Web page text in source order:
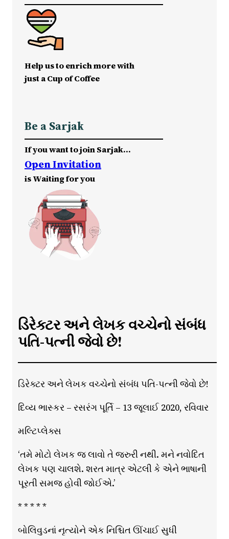
Help us to enrich more with
just a Cup of Coffee
Be a Sarjak
If you want to join Sarjak…
Open Invitation
is Waiting for you
ડિરેક્ટર અને લેખક વચ્ચેનો સંબંધ
પતિ-પત્ની જેવો છે!
ડિરેક્ટર અને લેખક વચ્ચેનો સંબંધ પતિ-પત્ની જેવો છે!
દિવ્ય ભાસ્કર – રસરંગ પૂર્તિ – 13 જૂલાઈ 2020, રવિવાર
મલ્ટિપ્લેક્સ
‘તમે મોટો લેખક જ લાવો તે જરુરી નથી. મને નવોદિત
લેખક પણ ચાલશે. શરત માત્ર એટલી કે એને ભાષાની
પૂરતી સમજ હોવી જોઈએ.’
* * * * *
બોલિવુડનાં નૃત્યોને એક નિશ્ચિત ઊંચાઈ સુધી